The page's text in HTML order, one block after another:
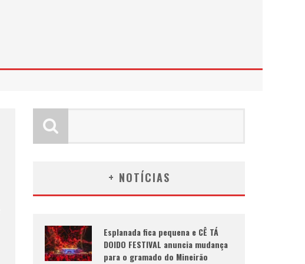
+ NOTÍCIAS
Esplanada fica pequena e CÊ TÁ
DOIDO FESTIVAL anuncia mudança
para o gramado do Mineirão